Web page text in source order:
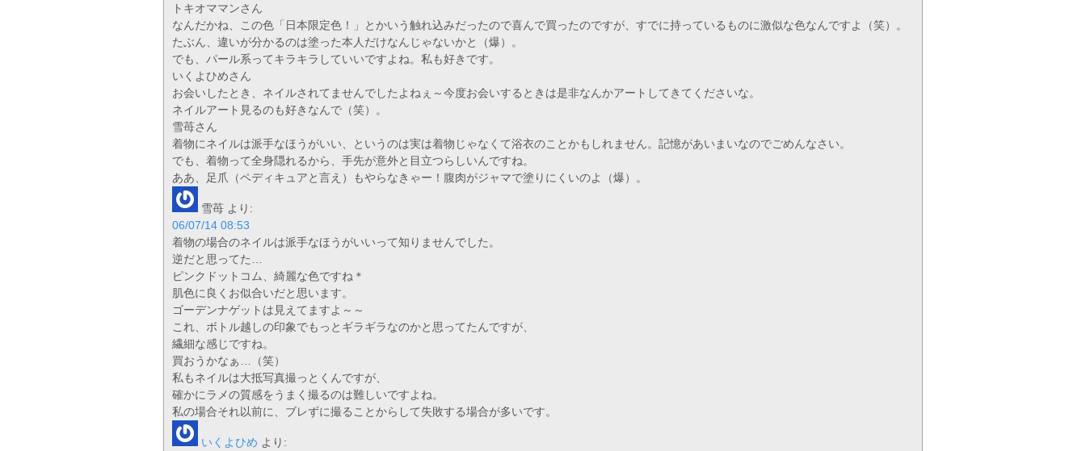
トキオママンさん
なんだかね、この色「日本限定色！」とかいう触れ込みだったので喜んで買ったのですが、すでに持っているものに激似な色なんですよ（笑）。
たぶん、違いが分かるのは塗った本人だけなんじゃないかと（爆）。
でも、パール系ってキラキラしていいですよね。私も好きです。
いくよひめさん
お会いしたとき、ネイルされてませんでしたよねぇ～今度お会いするときは是非なんかアートしてきてくださいな。
ネイルアート見るのも好きなんで（笑）。
雪苺さん
着物にネイルは派手なほうがいい、というのは実は着物じゃなくて浴衣のことかもしれません。記憶があいまいなのでごめんなさい。
でも、着物って全身隠れるから、手先が意外と目立つらしいんですね。
ああ、足爪（ペディキュアと言え）もやらなきゃー！腹肉がジャマで塗りにくいのよ（爆）。
雪苺 より:
06/07/14 08:53
着物の場合のネイルは派手なほうがいいって知りませんでした。
逆だと思ってた…
ピンクドットコム、綺麗な色ですね＊
肌色に良くお似合いだと思います。
ゴーデンナゲットは見えてますよ～～
これ、ボトル越しの印象でもっとギラギラなのかと思ってたんですが、
繊細な感じですね。
買おうかなぁ…（笑）
私もネイルは大抵写真撮っとくんですが、
確かにラメの質感をうまく撮るのは難しいですよね。
私の場合それ以前に、ブレずに撮ることからして失敗する場合が多いです。
いくよひめ より: